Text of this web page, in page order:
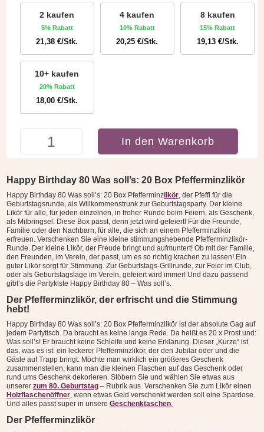
2 kaufen
5% Rabatt
21,38€/Stk.
4 kaufen
10% Rabatt
20,25€/Stk.
8 kaufen
15% Rabatt
19,13 €/Stk.
10+ kaufen
20% Rabatt
18,00€/Stk.
Happy
Birthday
Was
soll’s:
20
Box
Pfefferminzlikör
Menge
In den Warenkorb
Happy Birthday 80 Was soll’s: 20 Box Pfefferminzlikör
Happy Birthday 80 Was soll’s: 20 Box Pfefferminzlikör , der Pfeffi für die
Geburtstagsrunde, als Willkommenstrunk zur Geburtstagsparty. Der kleine
Likör für alle, für jeden einzelnen, in froher Runde beim Feiern, als Geschenk,
als Mitbringsel. Diese Box passt, denn jetzt wird gefeiert! Für die Freunde,
Familie oder den Nachbarn, für alle, die sich an einem Pfefferminzlikör
erfreuen. Verschenken Sie eine kleine stimmungshebende Pfefferminzlikör-
Runde. Der kleine Likör, der Freude bringt und aufmuntert! Ob mit der Familie,
den Freunden, im Verein, der passt, um es so richtig krachen zu lassen! Ein
guter Likör sorgt für Stimmung. Zur Geburtstags-Grillrunde, zur Feier im Club,
oder als Geburtstagslage im Verein, gefeiert wird immer! Und dazu passend
gibt’s die Partykiste Happy Birthday 80 – Was soll’s.
Der Pfefferminzlikör, der erfrischt und die Stimmung
hebt!
Happy Birthday 80 Was soll’s: 20 Box Pfefferminzlikör ist der absolute Gag auf
jedem Partytisch. Da braucht es keine lange Rede. Da heißt es 20 x Prost und:
Was soll’s! Er braucht keine Schleife und keine Erklärung. Dieser „Kurze“ ist
das, was es ist: ein leckerer Pfefferminzlikör, der den Jubilar oder und die
Gäste auf Trapp bringt. Möchte man wirklich ein größeres Geschenk
zusammenstellen, kann man die kleinen Flaschen auf das Geschenk oder
rund ums Geschenk dekorieren. Stöbern Sie und wählen Sie etwas aus
unsererzum 80. Geburtstag – Rubrik aus. Verschenken Sie zum Likör einen
Holzflaschenöffner , wenn etwas Geld verschenkt werden soll eine Spardose.
Und alles passt super in unsereGeschenktaschen
Der Pfefferminzlikör